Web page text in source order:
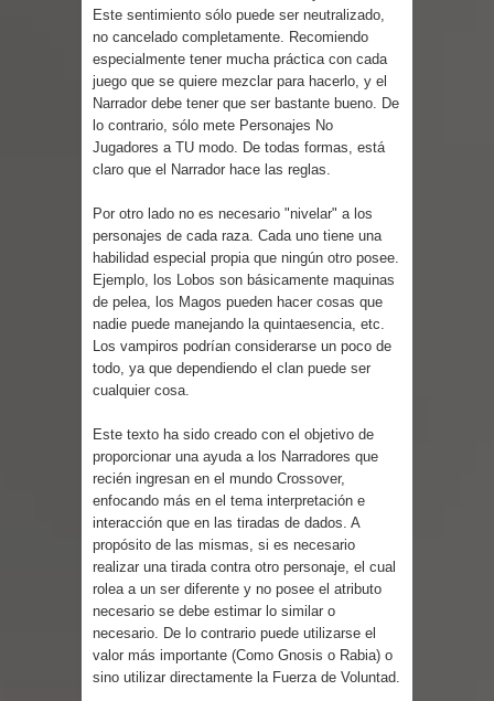
Parte 03: Reflexiones
Este sentimiento sólo puede ser neutralizado,
no cancelado completamente. Recomiendo
especialmente tener mucha práctica con cada
juego que se quiere mezclar para hacerlo, y el
Narrador debe tener que ser bastante bueno. De
lo contrario, sólo mete Personajes No
Jugadores a TU modo. De todas formas, está
claro que el Narrador hace las reglas.
Por otro lado no es necesario "nivelar" a los
personajes de cada raza. Cada uno tiene una
habilidad especial propia que ningún otro posee.
Ejemplo, los Lobos son básicamente maquinas
de pelea, los Magos pueden hacer cosas que
nadie puede manejando la quintaesencia, etc.
Los vampiros podrían considerarse un poco de
todo, ya que dependiendo el clan puede ser
cualquier cosa.
Este texto ha sido creado con el objetivo de
proporcionar una ayuda a los Narradores que
recién ingresan en el mundo Crossover,
enfocando más en el tema interpretación e
interacción que en las tiradas de dados. A
propósito de las mismas, si es necesario
realizar una tirada contra otro personaje, el cual
rolea a un ser diferente y no posee el atributo
necesario se debe estimar lo similar o
necesario. De lo contrario puede utilizarse el
valor más importante (Como Gnosis o Rabia) o
sino utilizar directamente la Fuerza de Voluntad.